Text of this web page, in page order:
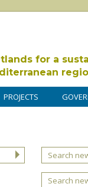
for a
PROJECTS
Search
Search